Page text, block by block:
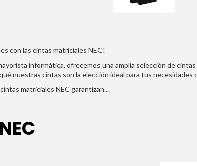
con las cintas matriciales NEC!
informática, ofrecemos una amplia selección de
nuestras cintas son la elección ideal para tus necesidades
matriciales NEC garantizan...